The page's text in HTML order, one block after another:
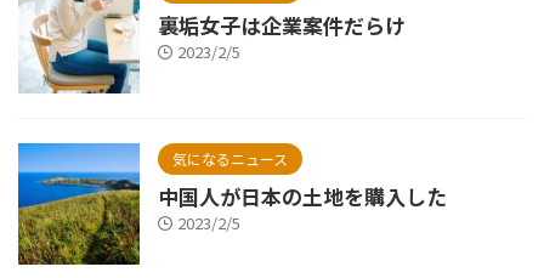
裏垢女子は企業案件だらけ
2023/2/5
気になるニュース
中国人が日本の土地を購入した
2023/2/5